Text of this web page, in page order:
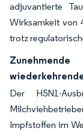
adjuvantierte
Wirksamkeit von
trotz
Der H5N1-
Impfstoffen im